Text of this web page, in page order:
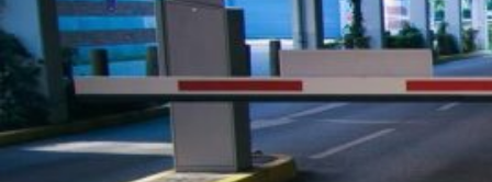
Novedades
Faq
Contacto